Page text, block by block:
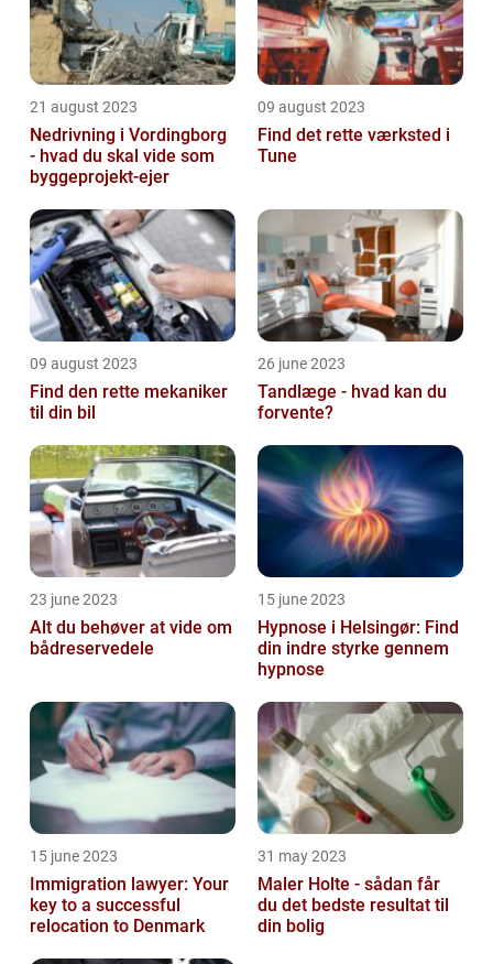
21 august 2023
Nedrivning i Vordingborg
- hvad du skal vide som
byggeprojekt-ejer
09 august 2023
Find det rette værksted i
Tune
09 august 2023
Find den rette mekaniker
til din bil
26 june 2023
Tandlæge - hvad kan du
forvente?
23 june 2023
Alt du behøver at vide om
bådreservedele
15 june 2023
Hypnose i Helsingør: Find
din indre styrke gennem
hypnose
15 june 2023
Immigration lawyer: Your
key to a successful
relocation to Denmark
31 may 2023
Maler Holte - sådan får
du det bedste resultat til
din bolig